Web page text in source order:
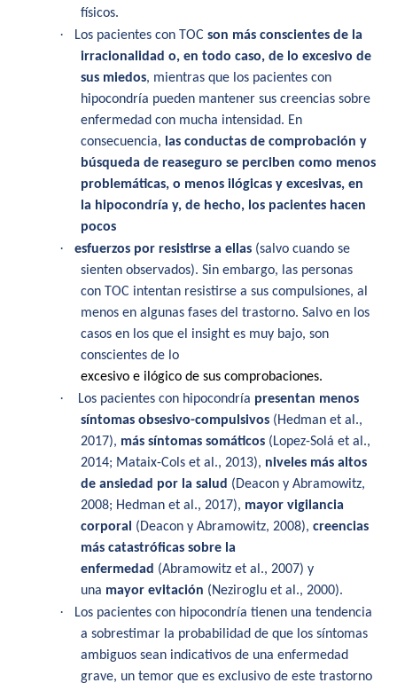
físicos.
· Los pacientes con TOC son más conscientes de la
irracionalidad o, en todo caso, de lo excesivo de
sus miedos, mientras que los pacientes con
hipocondría pueden mantener sus creencias sobre
enfermedad con mucha intensidad. En
consecuencia, las conductas de comprobación y
búsqueda de reaseguro se perciben como menos
problemáticas, o menos ilógicas y excesivas, en
la hipocondría y, de hecho, los pacientes hacen
pocos
· esfuerzos por resistirse a ellas(salvo cuando se
sienten observados). Sin embargo, las personas
con TOC intentan resistirse a sus compulsiones, al
menos en algunas fases del trastorno. Salvo en los
casos en los que el insight es muy bajo, son
conscientes de lo
excesivo e ilógico de sus comprobaciones.
· Los pacientes con hipocondría presentan menos
síntomas obsesivo-compulsivos(Hedman et al.,
2017), más síntomas somáticos(Lopez-Solá et al.,
2014; Mataix-Cols et al., 2013), niveles más altos
de ansiedad por la salud (Deacon y Abramowitz,
2008; Hedman et al., 2017), mayor vigilancia
corporal
(Deacon y Abramowitz, 2008), creencias
más catastróficas sobre la
enfermedad (Abramowitz et al., 2007) y
una mayor evitación (Neziroglu et al., 2000).
·
Los pacientes con hipocondría tienen una tendencia
a sobrestimar la probabilidad de que los síntomas
ambiguos sean indicativos de una enfermedad
grave, un temor que es exclusivo de este trastorno